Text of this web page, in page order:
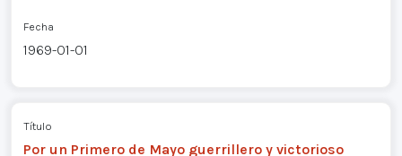
Fecha
1969-01-01
Título
Por un Primero de Mayo guerrillero y victorioso